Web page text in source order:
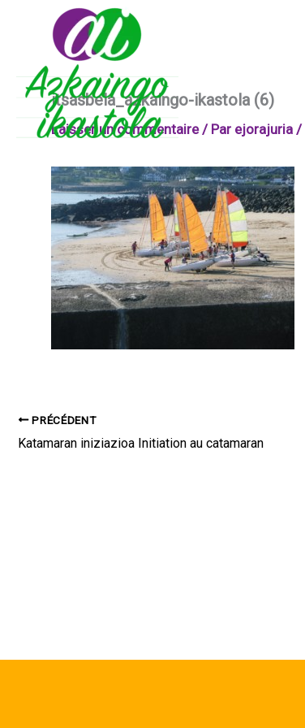
itsasbela_azkaingo-ikastola (6)
Laisser un commentaire / Par ejorajuria /
PRÉCÉDENT
Katamaran iniziazioa Initiation au catamaran